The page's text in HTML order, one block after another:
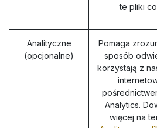
te pliki
Analityczne
(opcjonalne)
Pomaga
sposób
korzystają z
Analytics.
więcej na